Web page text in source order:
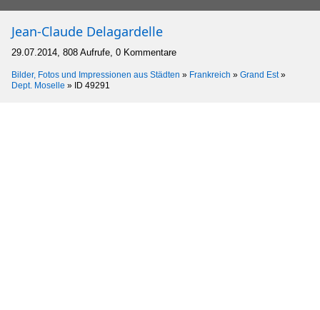
Jean-Claude Delagardelle
29.07.2014, 808 Aufrufe, 0 Kommentare
Bilder, Fotos und Impressionen aus Städten » Frankreich » Grand Est»
Dept. Moselle » ID 49291